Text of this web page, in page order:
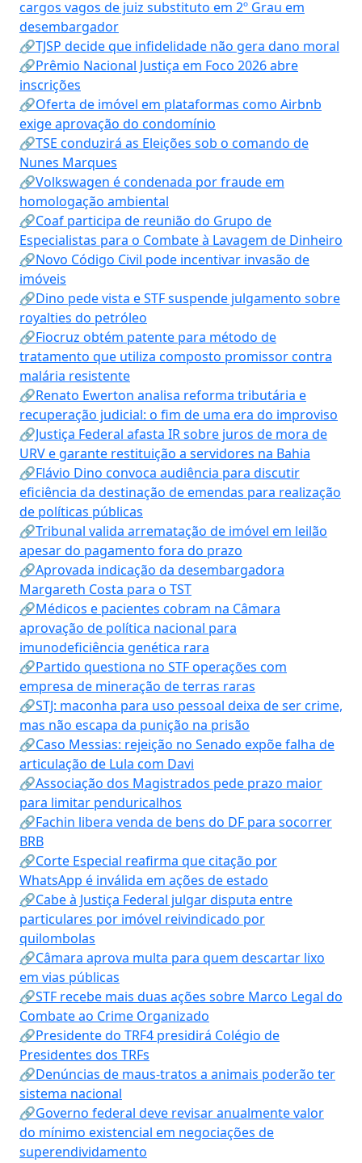
cargos vagos de juiz substituto em 2º Grau em
desembargador
🔗TJSP decide que infidelidade não gera dano moral
🔗Prêmio Nacional Justiça em Foco 2026 abre
inscrições
🔗Oferta de imóvel em plataformas como Airbnb
exige aprovação do condomínio
🔗TSE conduzirá as Eleições sob o comando de
Nunes Marques
🔗Volkswagen é condenada por fraude em
homologação ambiental
🔗Coaf participa de reunião do Grupo de
Especialistas para o Combate à Lavagem de Dinheiro
🔗Novo Código Civil pode incentivar invasão de
imóveis
🔗Dino pede vista e STF suspende julgamento sobre
royalties do petróleo
🔗Fiocruz obtém patente para método de
tratamento que utiliza composto promissor contra
malária resistente
🔗Renato Ewerton analisa reforma tributária e
recuperação judicial: o fim de uma era do improviso
🔗Justiça Federal afasta IR sobre juros de mora de
URV e garante restituição a servidores na Bahia
🔗Flávio Dino convoca audiência para discutir
eficiência da destinação de emendas para realização
de políticas públicas
🔗Tribunal valida arrematação de imóvel em leilão
apesar do pagamento fora do prazo
🔗Aprovada indicação da desembargadora
Margareth Costa para o TST
🔗Médicos e pacientes cobram na Câmara
aprovação de política nacional para
imunodeficiência genética rara
🔗Partido questiona no STF operações com
empresa de mineração de terras raras
🔗STJ: maconha para uso pessoal deixa de ser crime,
mas não escapa da punição na prisão
🔗Caso Messias: rejeição no Senado expõe falha de
articulação de Lula com Davi
🔗Associação dos Magistrados pede prazo maior
para limitar penduricalhos
🔗Fachin libera venda de bens do DF para socorrer
BRB
🔗Corte Especial reafirma que citação por
WhatsApp é inválida em ações de estado
🔗Cabe à Justiça Federal julgar disputa entre
particulares por imóvel reivindicado por
quilombolas
🔗Câmara aprova multa para quem descartar lixo
em vias públicas
🔗STF recebe mais duas ações sobre Marco Legal do
Combate ao Crime Organizado
🔗Presidente do TRF4 presidirá Colégio de
Presidentes dos TRFs
🔗Denúncias de maus-tratos a animais poderão ter
sistema nacional
🔗Governo federal deve revisar anualmente valor
do mínimo existencial em negociações de
superendividamento